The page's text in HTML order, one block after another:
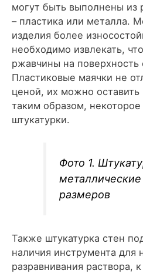
могут быть выполнены из
– пластика или металла.
изделия более
необходимо извлекать,
ржавчины на
Пластиковые маячки не
ценой, их можно оставить
таким образом, некоторое
штукатурки.
Фото 1.
размеров
Также штукатурка стен
наличия инструмента для
разравнивания раствора,